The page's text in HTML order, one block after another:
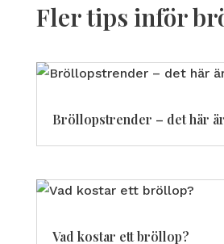
Fler tips inför
Bröllopstrender – det här
Vad kostar ett bröllop?